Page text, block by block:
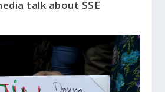
talk about SSE